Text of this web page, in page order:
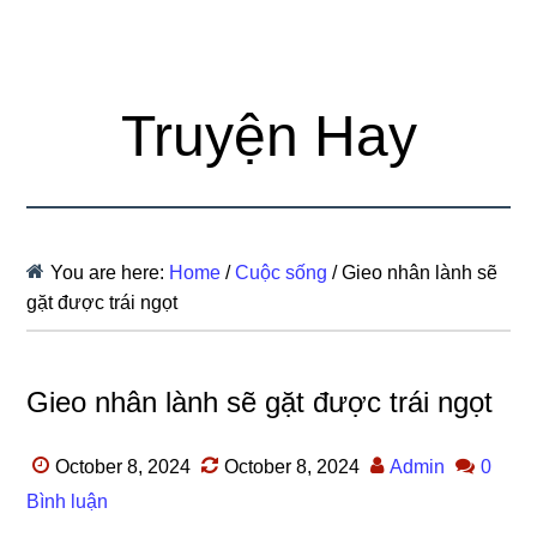
Truyện Hay
You are here: Home / Cuộc sống /Gieo nhân lành sẽ
gặt được trái ngọt
Gieo nhân lành sẽ gặt được trái ngọt
October 8, 2024 October 8, 2024 Admin
0
Bình luận